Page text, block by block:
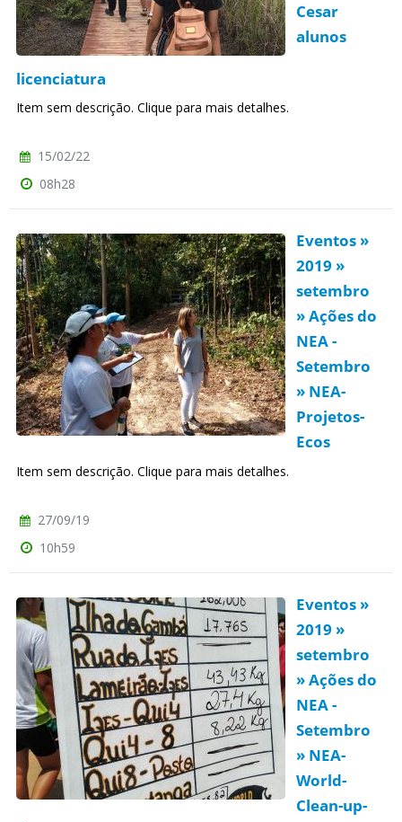
Cesar
alunos
licenciatura
Item sem descrição. Clique para mais detalhes.
15/02/22
08h28
Eventos »
2019 »
setembro
» Ações do
NEA -
Setembro
» NEA-
Projetos-
Ecos
Item sem descrição. Clique para mais detalhes.
27/09/19
10h59
Eventos »
2019 »
setembro
» Ações do
NEA -
Setembro
» NEA-
World-
Clean-up-